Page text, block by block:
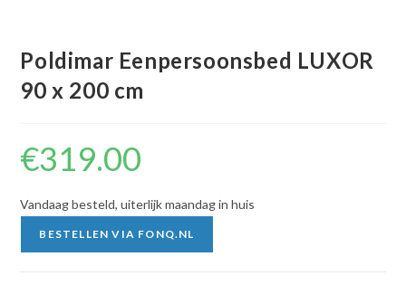
Poldimar Eenpersoonsbed LUXOR
90 x 200 cm
€319.00
Vandaag besteld, uiterlijk maandag in huis
BESTELLEN VIA FONQ.NL